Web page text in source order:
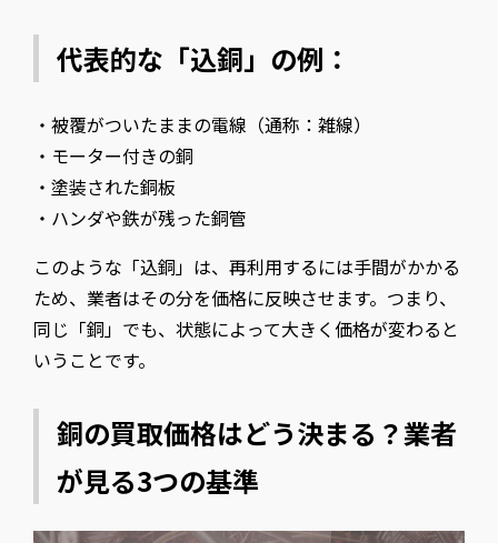
代表的な「込銅」の例：
・被覆がついたままの電線（通称：雑線）
・モーター付きの銅
・塗装された銅板
・ハンダや鉄が残った銅管
このような「込銅」は、再利用するには手間がかかる
ため、業者はその分を価格に反映させます。つまり、
同じ「銅」でも、状態によって大きく価格が変わると
いうことです。
銅の買取価格はどう決まる？業者
が見る3つの基準